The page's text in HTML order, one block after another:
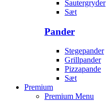
Sautergryder
Sæt
Pander
Stegepander
Grillpander
Pizzapande
Sæt
Premium
Premium Menu